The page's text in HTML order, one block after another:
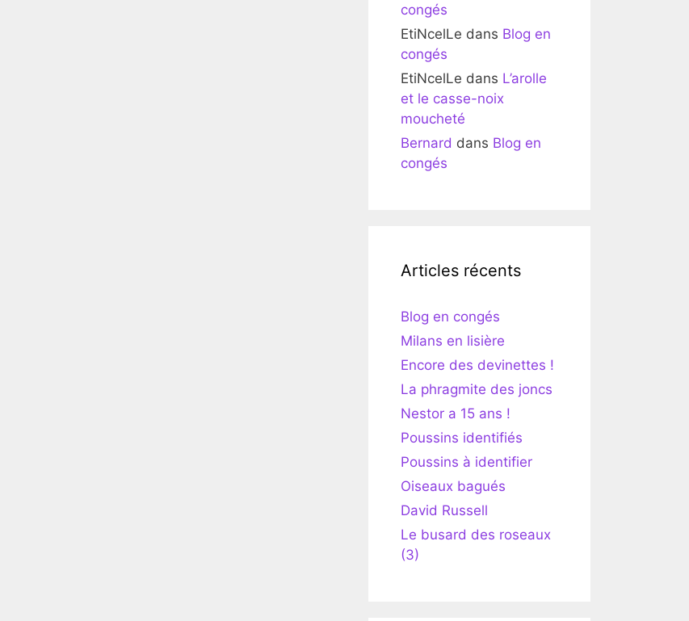
congés
EtiNcelLe dans Blog en
congés
EtiNcelLe dans L’arolle
et le casse-noix
moucheté
Bernard dans Blog en
congés
Articles récents
Blog en congés
Milans en lisière
Encore des devinettes !
La phragmite des joncs
Nestor a 15 ans !
Poussins identifiés
Poussins à identifier
Oiseaux bagués
David Russell
Le busard des roseaux
(3)